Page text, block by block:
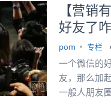
【营销
好友了
pom 专栏
一个微信的
友，那么加
一般人朋友